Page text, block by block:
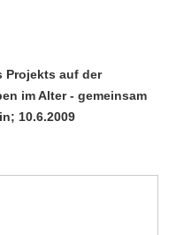
Projekts auf der
im Alter - gemeinsam
10.6.2009